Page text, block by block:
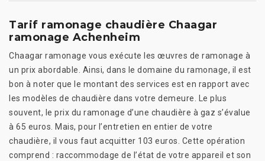
Tarif ramonage chaudière Chaagar
ramonage Achenheim
Chaagar ramonage vous exécute les œuvres de ramonage à
un prix abordable. Ainsi, dans le domaine du ramonage, il est
bon à noter que le montant des services est en rapport avec
les modèles de chaudière dans votre demeure. Le plus
souvent, le prix du ramonage d’une chaudière à gaz s’évalue
à 65 euros. Mais, pour l’entretien en entier de votre
chaudière, il vous faut acquitter 103 euros. Cette opération
comprend : raccommodage de l’état de votre appareil et son